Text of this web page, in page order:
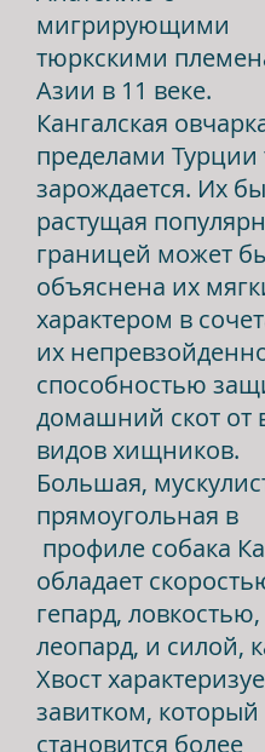
мигрирующими
тюркскими
Азии в 11 веке.
Кангалская
пределами Турции
зарождается. Их
растущая
границей может
объяснена их
характером в
их
способностью
домашний скот от
видов хищников.
Большая,
прямоугольная в
профиле собака
обладает
гепард, ловкостью,
леопард, и силой,
Хвост
завитком, который
становится более